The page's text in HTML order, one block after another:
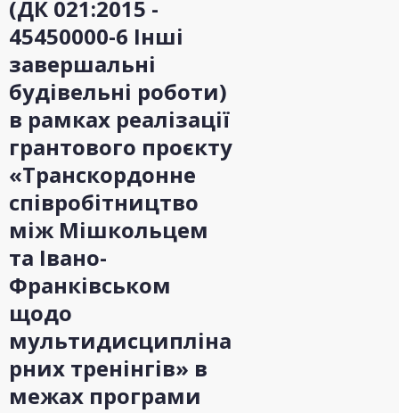
(ДК 021:2015 -
45450000-6 Інші
завершальні
будівельні роботи)
в рамках реалізації
грантового проєкту
«Транскордонне
співробітництво
між Мішкольцем
та Івано-
Франківськом
щодо
мультидисципліна
рних тренінгів» в
межах програми